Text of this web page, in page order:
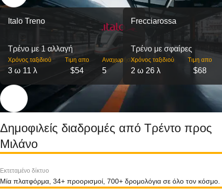
Italo Treno
Τρένο με 1 αλλαγή
Χρόνος ταξιδιού
3 ω 11 λ
Τιμη απο
$54
Αναχωρήσεις
5
Frecciarossa
Τρένο με σφαίρες
Χρόνος ταξιδιού
2 ω 26 λ
Τιμη απο
$68
Δημοφιλείς διαδρομές από Τρέντο προς
Μιλάνο
Εκτεταμένο δίκτυο
Μία πλατφόρμα, 34+ προορισμοί, 700+ δρομολόγια σε όλο τον κόσμο.